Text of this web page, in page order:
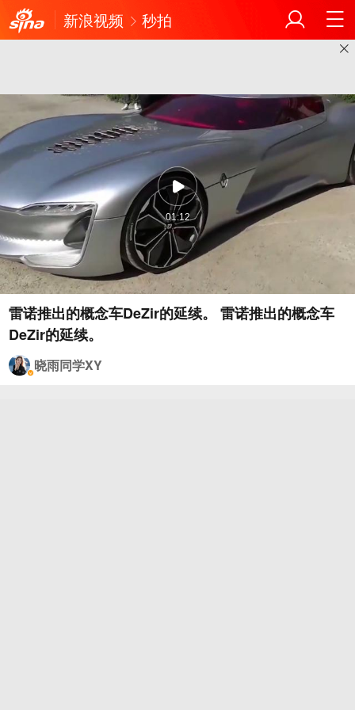
新浪视频 秒拍
01:12
雷诺推出的概念车DeZir的延续。 雷诺推出的概念车
晓雨同学XY